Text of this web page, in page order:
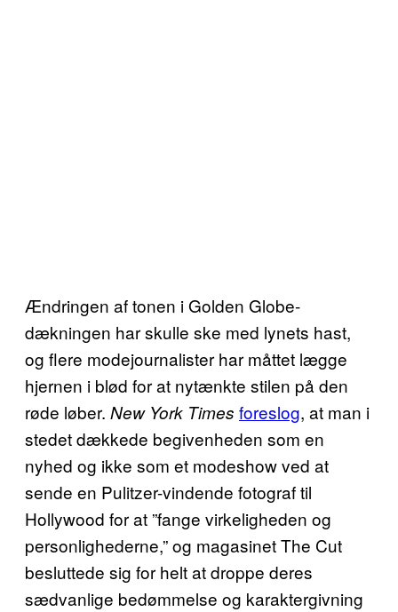
Ændringen af tonen i Golden Globe-
dækningen har skulle ske med lynets hast,
og flere modejournalister har måttet lægge
hjernen i blød for at nytænkte stilen på den
røde løber. New York Times foreslog, at man i
stedet dækkede begivenheden som en
nyhed og ikke som et modeshow ved at
sende en Pulitzer-vindende fotograf til
Hollywood for at ”fange virkeligheden og
personlighederne,” og magasinet The Cut
besluttede sig for helt at droppe deres
sædvanlige bedømmelse og karaktergivning